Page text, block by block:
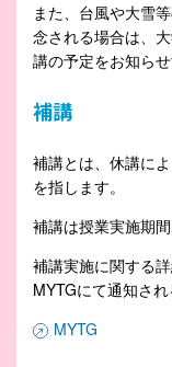
また、台風や大雪
念される場合は、
講の予定をお知ら
補講
補講とは、休講に
を指します。
補講は授業実施期
補講実施に関する
MYTGにて通知さ
MYTG